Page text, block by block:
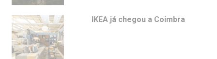
IKEA já chegou a Coimbra